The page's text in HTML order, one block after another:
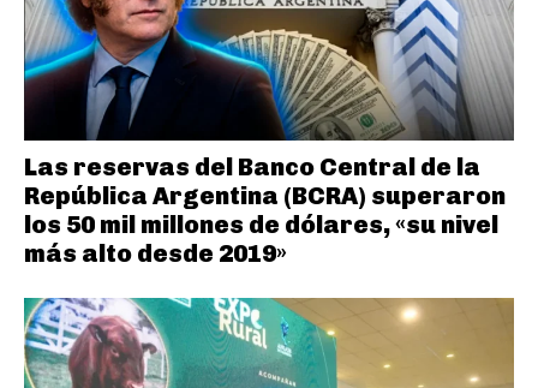
Las reservas del Banco Central de la
República Argentina (BCRA) superaron
los 50 mil millones de dólares, «su nivel
más alto desde 2019»